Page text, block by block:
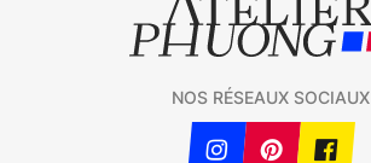
NOS RÉSEAUX SOCIAUX